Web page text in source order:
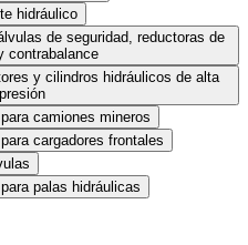
hidráulico
de seguridad, reductoras de
contrabalance
y cilindros hidráulicos de alta
presión
camiones mineros
cargadores frontales
palas hidráulicas